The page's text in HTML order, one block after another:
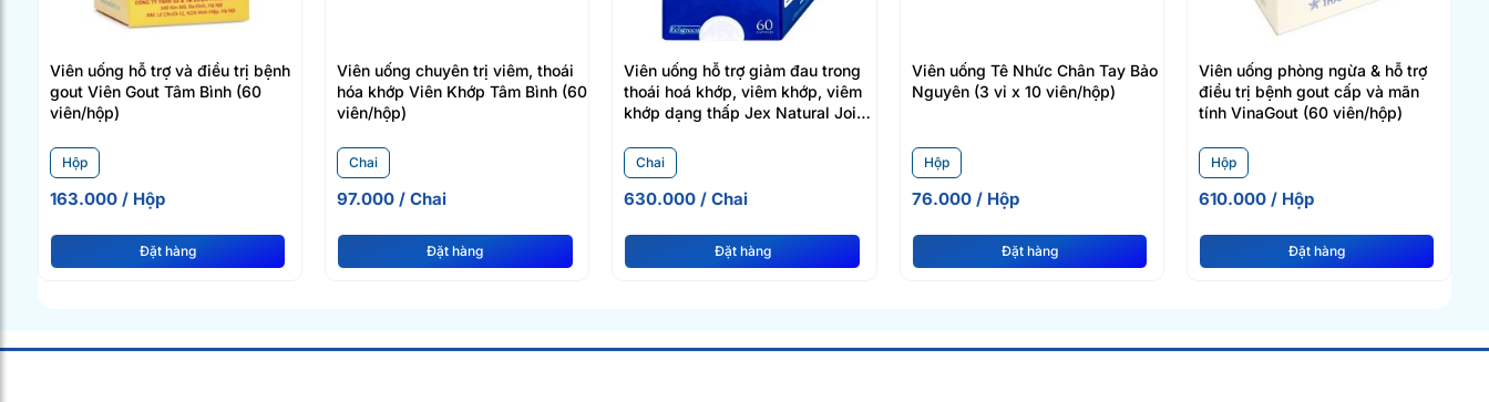
Viên uống hỗ trợ và điều trị bệnh
gout Viên Gout Tâm Bình (60
viên/hộp)
Hộp
163.000 / Hộp
Đặt hàng
Viên uống chuyên trị viêm, thoái
hóa khớp Viên Khớp Tâm Bình (60
viên/hộp)
Chai
97.000 / Chai
Đặt hàng
Viên uống hỗ trợ giảm đau trong
thoái hoá khớp, viêm khớp, viêm
khớp dạng thấp Jex Natural Joint
Chai
630.000 / Chai
Đặt hàng
Viên uống Tê Nhức Chân Tay Bảo
Nguyên (3 vỉ x 10 viên/hộp)
Hộp
76.000 / Hộp
Đặt hàng
Viên uống phòng ngừa & hỗ trợ
điều trị bệnh gout cấp và mãn
tính VinaGout (60 viên/hộp)
Hộp
610.000 / Hộp
Đặt hàng